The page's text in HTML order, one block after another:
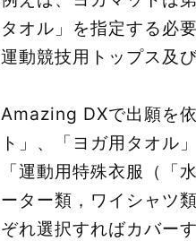
タオル」を指定する必
運動競技用トップス及
Amazing DXで出願を
ト」、「ヨガ用タオル
「運動用特殊衣服（「
ーター類，ワイシャツ
ぞれ選択すればカバー